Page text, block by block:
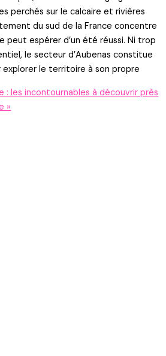
perchés sur le calcaire et rivières
du sud de la France concentre
peut espérer d’un été réussi. Ni trop
le secteur d’Aubenas constitue
explorer le territoire à son propre
: les incontournables à découvrir près
»